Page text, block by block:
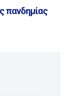
πανδημίας